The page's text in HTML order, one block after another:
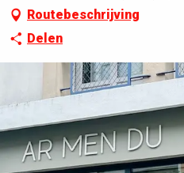
Routebeschrijving
Delen